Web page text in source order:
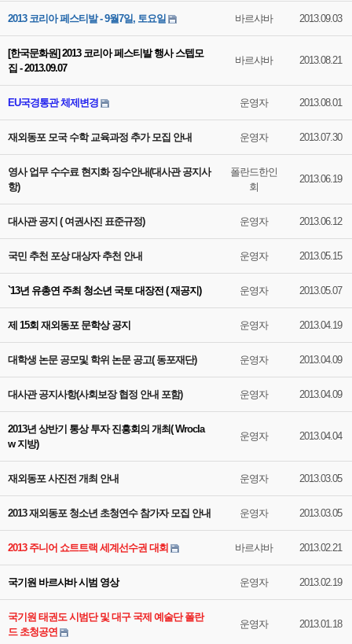
2013 코리아 페스티발 - 9월7일, 토요일 바르샤바 2013.09.03
[한국문화원] 2013 코리아 페스티발 행사 스텝모
집 - 2013.09.07
바르샤바 2013.08.21
EU국경통관 체제변경 운영자 2013.08.01
재외동포 모국 수학 교육과정 추가 모집 안내 운영자 2013.07.30
영사 업무 수수료 현지화 징수안내(대사관 공지사
항)
폴란드한인
회
2013.06.19
대사관 공지 ( 여권사진 표준규정) 운영자 2013.06.12
국민 추천 포상 대상자 추천 안내 운영자 2013.05.15
`13년 유총연 주최 청소년 국토 대장전 ( 재공지) 운영자 2013.05.07
제 15회 재외동포 문학상 공지 운영자 2013.04.19
대학생 논문 공모및 학위 논문 공고( 동포재단) 운영자 2013.04.09
대사관 공지사항(사회보장 협정 안내 포함) 운영자 2013.04.09
2013년 상반기 통상 투자 진흥회의 개최( Wrocla
w 지방)
운영자 2013.04.04
재외동포 사진전 개최 안내 운영자 2013.03.05
2013 재외동포 청소년 초청연수 참가자 모집 안내 운영자 2013.03.05
2013 주니어 쇼트트랙 세계선수권 대회 바르샤바 2013.02.21
국기원 바르샤바 시범 영상 운영자 2013.02.19
국기원 태권도 시범단 및 대구 국제 예술단 폴란
드 초청공연
운영자 2013.01.18